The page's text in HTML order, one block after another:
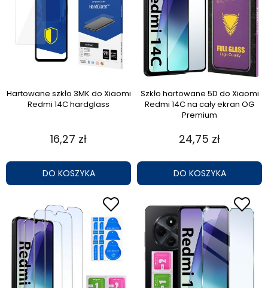
Hartowane szkło 3MK do Xiaomi
Redmi 14C hardglass
16,27 zł
DO KOSZYKA
Szkło hartowane 5D do Xiaomi
Redmi 14C na cały ekran OG
Premium
24,75 zł
DO KOSZYKA